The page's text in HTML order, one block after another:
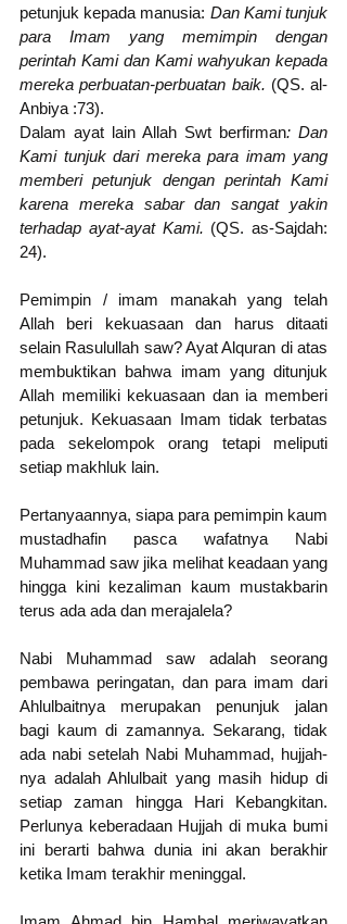
petunjuk kepada manusia: Dan Kami tunjuk
para Imam yang memimpin dengan
perintah Kami dan Kami wahyukan kepada
mereka perbuatan-perbuatan baik. (QS. al-
Anbiya :73).
Dalam ayat lain Allah Swt berfirman: Dan
Kami tunjuk dari mereka para imam yang
memberi petunjuk dengan perintah Kami
karena mereka sabar dan sangat yakin
terhadap ayat-ayat Kami. (QS. as-Sajdah:
24).
Pemimpin / imam manakah yang telah
Allah beri kekuasaan dan harus ditaati
selain Rasulullah saw? Ayat Alquran di atas
membuktikan bahwa imam yang ditunjuk
Allah memiliki kekuasaan dan ia memberi
petunjuk. Kekuasaan Imam tidak terbatas
pada sekelompok orang tetapi meliputi
setiap makhluk lain.
Pertanyaannya, siapa para pemimpin kaum
mustadhafin pasca wafatnya Nabi
Muhammad saw jika melihat keadaan yang
hingga kini kezaliman kaum mustakbarin
terus ada ada dan merajalela?
Nabi Muhammad saw adalah seorang
pembawa peringatan, dan para imam dari
Ahlulbaitnya merupakan penunjuk jalan
bagi kaum di zamannya. Sekarang, tidak
ada nabi setelah Nabi Muhammad, hujjah-
nya adalah Ahlulbait yang masih hidup di
setiap zaman hingga Hari Kebangkitan.
Perlunya keberadaan Hujjah di muka bumi
ini berarti bahwa dunia ini akan berakhir
ketika Imam terakhir meninggal.